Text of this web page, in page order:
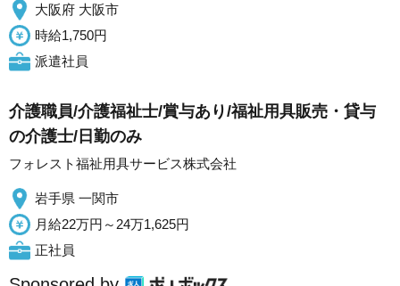
大阪府 大阪市
時給1,750円
派遣社員
介護職員/介護福祉士/賞与あり/福祉用具販売・貸与
の介護士/日勤のみ
フォレスト福祉用具サービス株式会社
岩手県 一関市
月給22万円～24万1,625円
正社員